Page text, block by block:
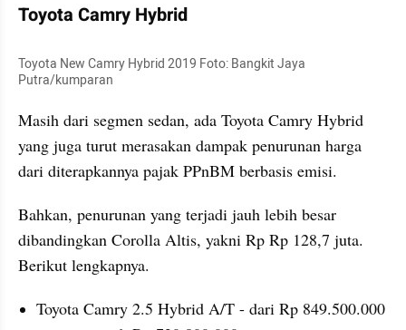
Toyota Camry Hybrid
Toyota New Camry Hybrid 2019 Foto: Bangkit Jaya
Putra/kumparan
Masih dari segmen sedan, ada Toyota Camry Hybrid
yang juga turut merasakan dampak penurunan harga
dari diterapkannya pajak PPnBM berbasis emisi.
Bahkan, penurunan yang terjadi jauh lebih besar
dibandingkan Corolla Altis, yakni Rp Rp 128,7 juta.
Berikut lengkapnya.
Toyota Camry 2.5 Hybrid A/T - dari Rp 849.500.000